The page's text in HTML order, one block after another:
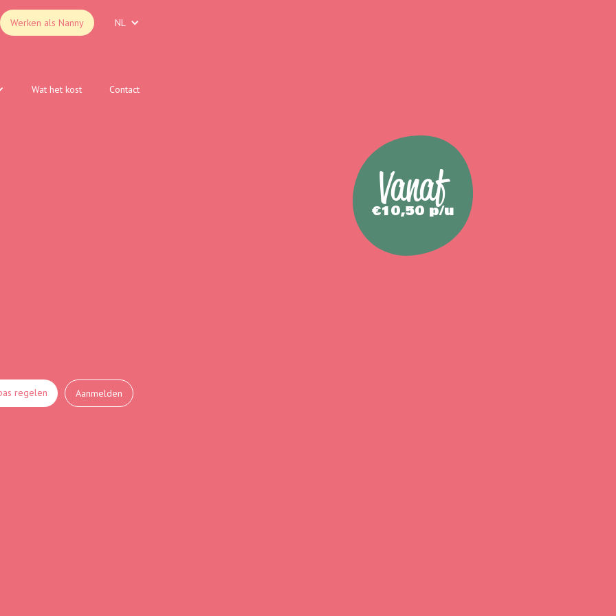
Werken als Nanny NL
Wat het kost Contact
regelen Aanmelden
Vanaf
€10,50 p/u